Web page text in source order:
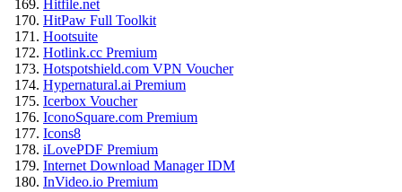
Hitfile.net
HitPaw Full Toolkit
Hootsuite
Hotlink.cc Premium
Hotspotshield.com VPN Voucher
Hypernatural.ai Premium
Icerbox Voucher
IconoSquare.com Premium
Icons8
iLovePDF Premium
Internet Download Manager IDM
InVideo.io Premium